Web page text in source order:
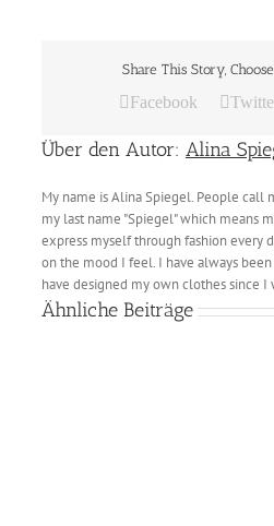
Share This Story,
Facebook
Über den Autor: Alina
My name is Alina Spiegel. People call
my last name "Spiegel" which means
express myself through fashion every
on the mood I feel. I have always
have designed my own clothes since I
Ähnliche Beiträge